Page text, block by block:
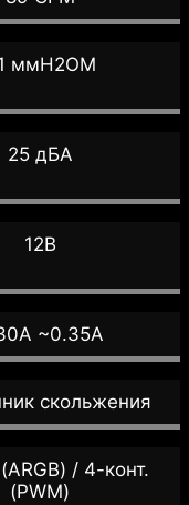
ммH2OM
25 дБА
12В
~0.35A
скольжения
/ 4-конт.
(PWM)